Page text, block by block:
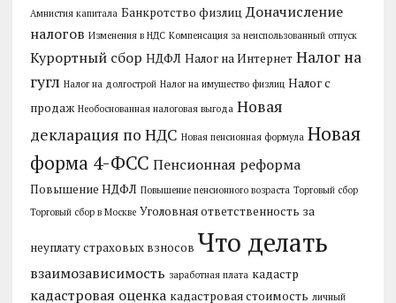
Амнистия капитала Банкротство физлиц Доначисление
налогов Изменения в НДС Компенсация за неиспользованный отпуск
Курортный сбор НДФЛ Налог на Интернет Налог на
гугл Налог на долгострой Налог на имущество физлиц Налог с
продаж Необоснованная налоговая выгода Новая
декларация по НДС Новая пенсионная формула Новая
форма 4-ФСС Пенсионная реформа
Повышение НДФЛ Повышение пенсионного возраста Торговый сбор
Торговый сбор в Москве Уголовная ответственность за
неуплату страховых взносов Что делать
взаимозависимость заработная плата кадастр
кадастровая оценка кадастровая стоимость личный